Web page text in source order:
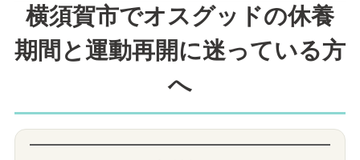
横須賀市でオスグッドの休養
期間と運動再開に迷っている方
へ